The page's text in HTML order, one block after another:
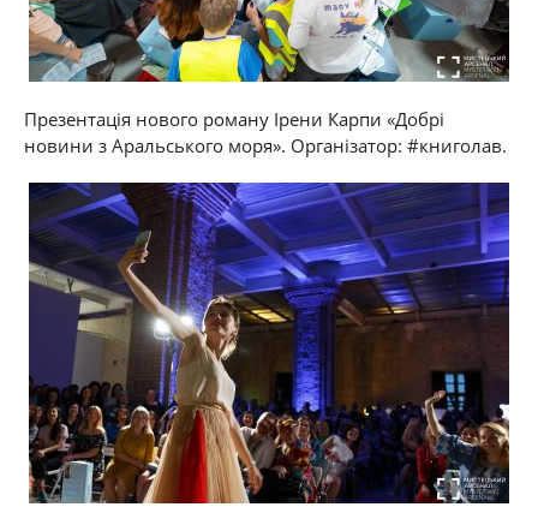
Презентація нового роману Ірени Карпи «Добрі
новини з Аральського моря». Організатор: #книголав.